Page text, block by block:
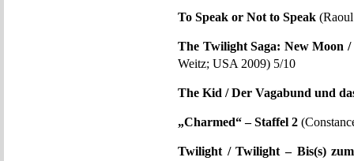
To Speak or Not to Speak
The Twilight Saga: New Moon
Weitz; USA 2009) 5/10
The Kid / Der Vagabund und
„Charmed“ – Staffel 2
Twilight / Twilight – Bis(s)